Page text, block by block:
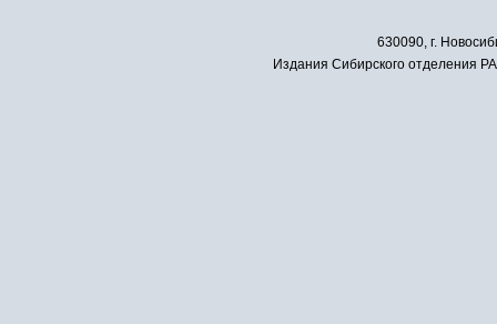
630090, г.
Издания Сибирского отделения